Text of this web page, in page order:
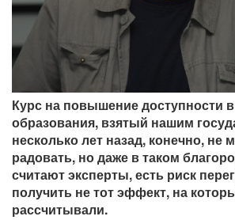
Курс на повышение доступности
образования, взятый нашим
несколько лет назад, конечно, не
радовать, но даже в таком
считают эксперты, есть риск
получить не тот эффект, на
рассчитывали.